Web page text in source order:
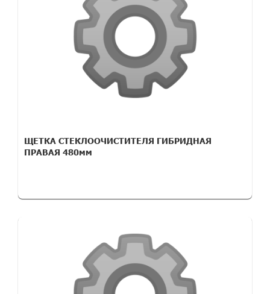
ЩЕТКА СТЕКЛООЧИСТИТЕЛЯ ГИБРИДНАЯ
ПРАВАЯ 480мм